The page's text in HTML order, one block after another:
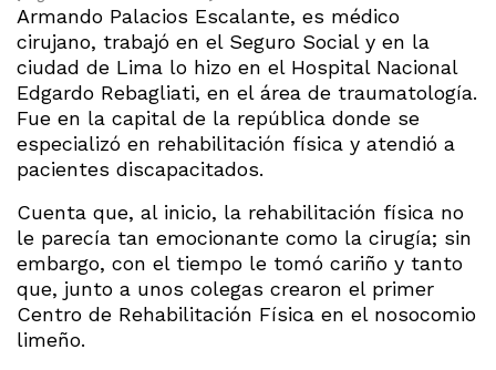
Armando Palacios Escalante, es médico
cirujano, trabajó en el Seguro Social y en la
ciudad de Lima lo hizo en el Hospital Nacional
Edgardo Rebagliati, en el área de traumatología.
Fue en la capital de la república donde se
especializó en rehabilitación física y atendió a
pacientes discapacitados.
Cuenta que, al inicio, la rehabilitación física no
le parecía tan emocionante como la cirugía; sin
embargo, con el tiempo le tomó cariño y tanto
que, junto a unos colegas crearon el primer
Centro de Rehabilitación Física en el nosocomio
limeño.